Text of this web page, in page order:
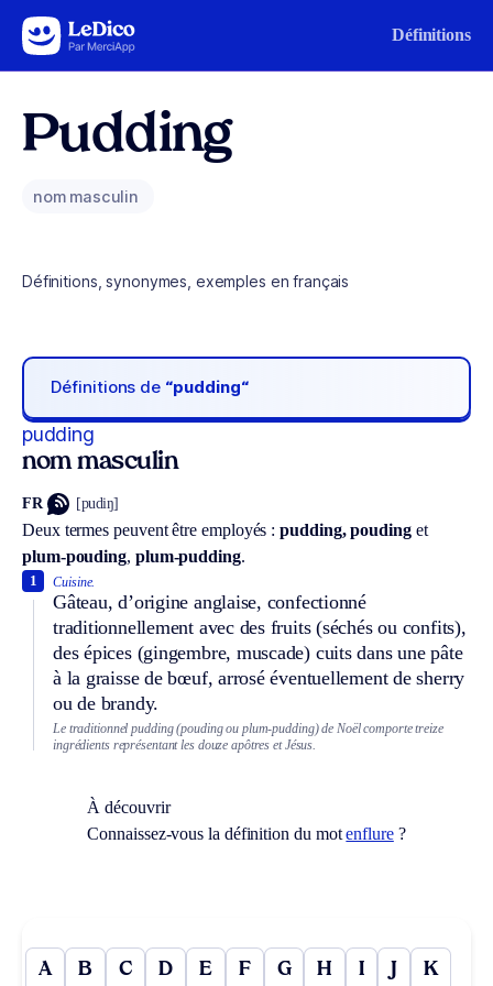
Aller au contenu Définitions
Pudding
nom masculin
Définitions, synonymes, exemples en français
Définitions de “pudding“
pudding
nom masculin
FR [pudiŋ]
Deux termes peuvent être employés :pudding, poudinget
plum-pouding, plum-pudding.
Cuisine.
Gâteau, d’origine anglaise, confectionné
traditionnellement avec des fruits (séchés ou confits),
des épices (gingembre, muscade) cuits dans une pâte
à la graisse de bœuf, arrosé éventuellement de sherry
ou de brandy.
1
Le traditionnel pudding (pouding ou plum-pudding) de Noël comporte treize
ingrédients représentant les douze apôtres et Jésus.
À découvrir
Connaissez-vous la définition du motenflure?
A B C D E F G H I J K